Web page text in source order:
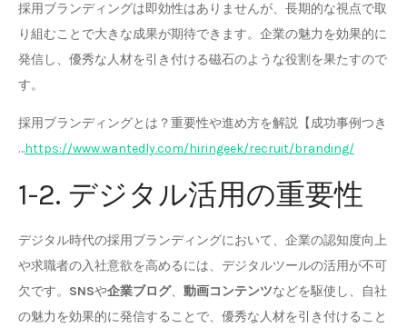
採用ブランディングは即効性はありませんが、長期的な視点で取
り組むことで大きな成果が期待できます。企業の魅力を効果的に
発信し、優秀な人材を引き付ける磁石のような役割を果たすので
す。
採用ブランディングとは？重要性や進め方を解説【成功事例つき
…https://www.wantedly.com/hiringeek/recruit/branding/
1-2. デジタル活用の重要性
デジタル時代の採用ブランディングにおいて、企業の認知度向上
や求職者の入社意欲を高めるには、デジタルツールの活用が不可
欠です。 SNSや企業ブログ、 動画コンテンツなどを駆使し、自社
の魅力を効果的に発信することで、優秀な人材を引き付けること